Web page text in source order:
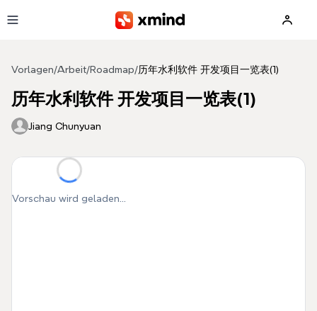
Vorlagen/Arbeit/Roadmap/历年水利软件 开发项目一览表(1)
历年水利软件 开发项目一览表(1)
Jiang Chunyuan
Vorschau wird geladen...